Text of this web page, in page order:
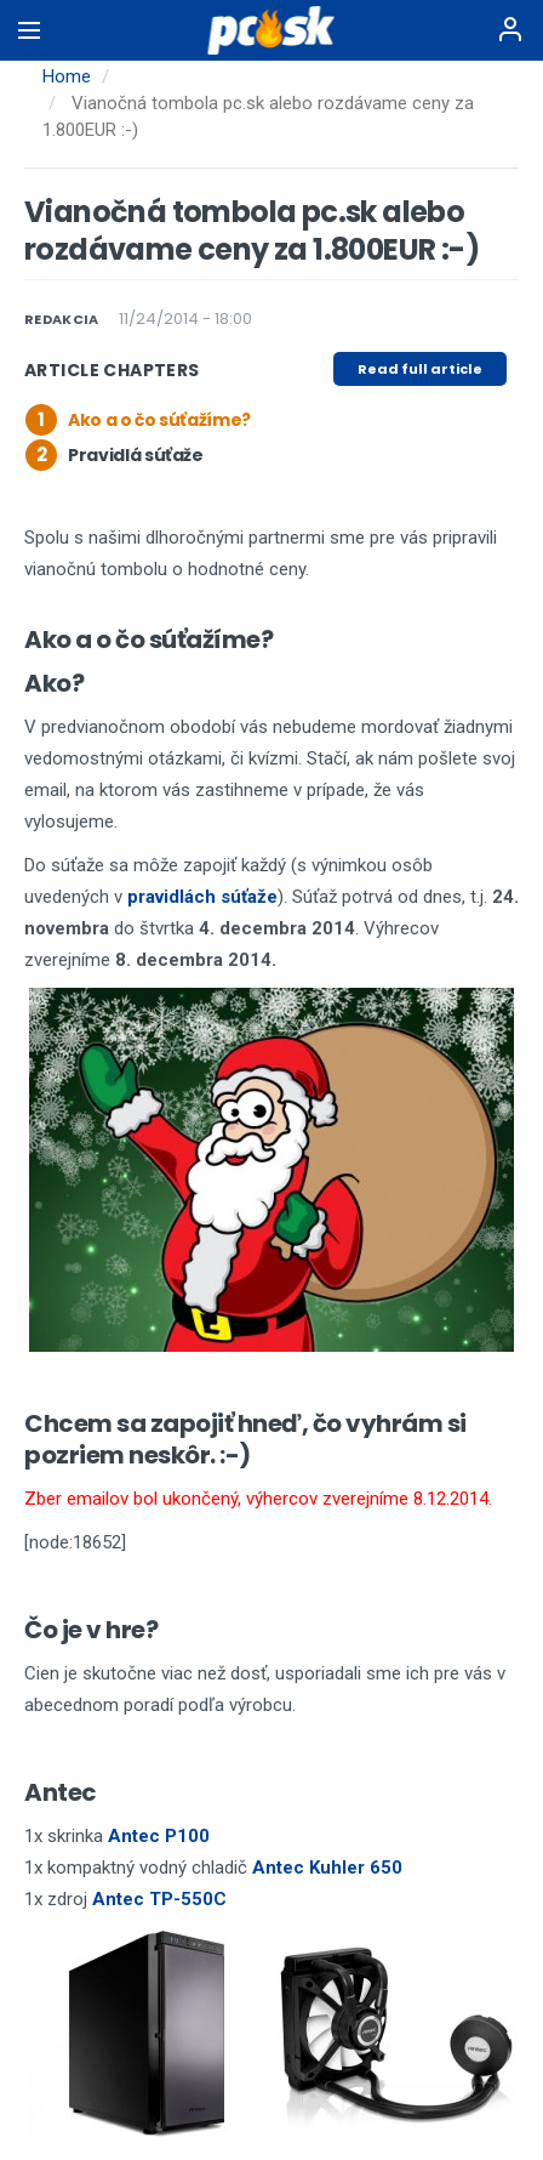
main
content
Home
Vianočná tombola pc.sk alebo rozdávame ceny za
1.800EUR :-)
Vianočná tombola pc.sk alebo
rozdávame ceny za 1.800EUR :-)
REDAKCIA 11/24/2014 - 18:00
ARTICLE CHAPTERS Read full article
1 Ako a o čo súťažíme?
2 Pravidlá súťaže
Spolu s našimi dlhoročnými partnermi sme pre vás pripravili
vianočnú tombolu o hodnotné ceny.
Ako a o čo súťažíme?
Ako?
V predvianočnom obodobí vás nebudeme mordovať žiadnymi
vedomostnými otázkami, či kvízmi. Stačí, ak nám pošlete svoj
email, na ktorom vás zastihneme v prípade, že vás
vylosujeme.
Do súťaže sa môže zapojiť každý (s výnimkou osôb
uvedených v pravidlách súťaže). Súťaž potrvá od dnes, t.j. 24.
novembra do štvrtka 4. decembra 2014. Výhrecov
zverejníme 8. decembra 2014.
Chcem sa zapojiť hneď, čo vyhrám si
pozriem neskôr. :-)
Zber emailov bol ukončený, výhercov zverejníme 8.12.2014.
[node:18652]
Čo je v hre?
Cien je skutočne viac než dosť, usporiadali sme ich pre vás v
abecednom poradí podľa výrobcu.
Antec
1x skrinka Antec P100
1x kompaktný vodný chladič Antec Kuhler 650
1x zdroj Antec TP-550C